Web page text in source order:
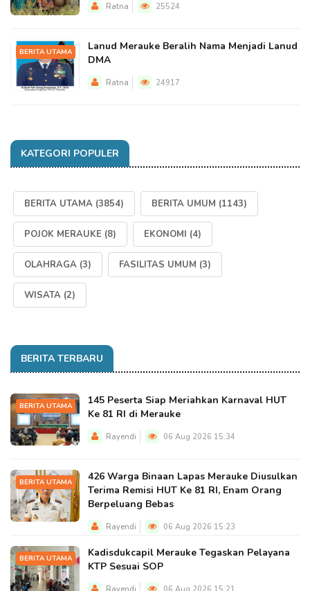
Ratna 25524
BERITA UTAMA
Lanud Merauke Beralih Nama Menjadi Lanud
DMA
Ratna 24917
KATEGORI POPULER
BERITA UTAMA (3854) BERITA UMUM (1143)
POJOK MERAUKE (8) EKONOMI (4)
OLAHRAGA (3) FASILITAS UMUM (3)
WISATA (2)
BERITA TERBARU
BERITA UTAMA
145 Peserta Siap Meriahkan Karnaval HUT
Ke 81 RI di Merauke
Rayendi 06 Aug 2026 15:34
BERITA UTAMA
426 Warga Binaan Lapas Merauke Diusulkan
Terima Remisi HUT Ke 81 RI, Enam Orang
Berpeluang Bebas
Rayendi 06 Aug 2026 15:23
BERITA UTAMA
Kadisdukcapil Merauke Tegaskan Pelayana
KTP Sesuai SOP